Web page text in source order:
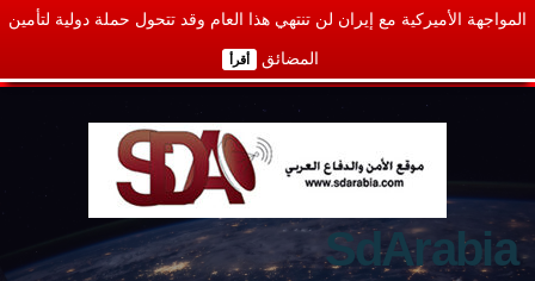
المواجهة الأميركية مع إيران لن تنتهي هذا العام وقد تتحول حملة دولية لتأمين
المضائق أقرأ
SdArabia